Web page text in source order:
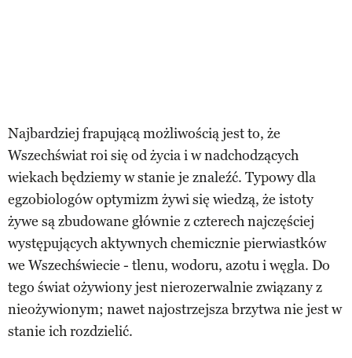
Najbardziej frapującą możliwością jest to, że
Wszechświat roi się od życia i w nadchodzących
wiekach będziemy w stanie je znaleźć. Typowy dla
egzobiologów optymizm żywi się wiedzą, że istoty
żywe są zbudowane głównie z czterech najczęściej
występujących aktywnych chemicznie pierwiastków
we Wszechświecie - tlenu, wodoru, azotu i węgla. Do
tego świat ożywiony jest nierozerwalnie związany z
nieożywionym; nawet najostrzejsza brzytwa nie jest w
stanie ich rozdzielić.